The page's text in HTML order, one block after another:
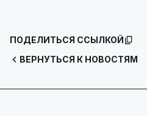
ВЕРНУТЬСЯ К НОВОСТЯМ
ПОДЕЛИТЬСЯ ССЫЛКОЙ